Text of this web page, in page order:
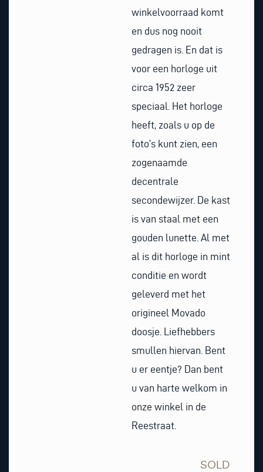
winkelvoorraad komt
en dus nog nooit
gedragen is. En dat is
voor een horloge uit
circa 1952 zeer
speciaal. Het horloge
heeft, zoals u op de
foto’s kunt zien, een
zogenaamde
decentrale
secondewijzer. De kast
is van staal met een
gouden lunette. Al met
al is dit horloge in mint
conditie en wordt
geleverd met het
origineel Movado
doosje. Liefhebbers
smullen hiervan. Bent
u er eentje? Dan bent
u van harte welkom in
onze winkel in de
Reestraat.
SOLD